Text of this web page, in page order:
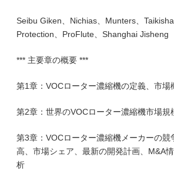
Seibu Giken、Nichias、Munters、
Protection、ProFlute、Shanghai Jisheng
*** 主要章の概要 ***
第1章：VOCローター濃縮機の定義、市場
第2章：世界のVOCローター濃縮機市場規
第3章：VOCローター濃縮機メーカーの競
高、市場シェア、最新の開発計画、M&A
析